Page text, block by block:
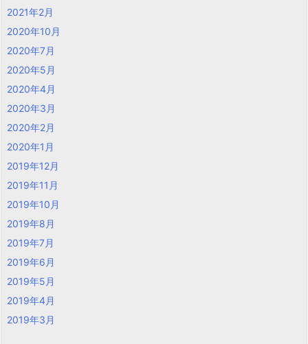
2021年2月
2020年10月
2020年7月
2020年5月
2020年4月
2020年3月
2020年2月
2020年1月
2019年12月
2019年11月
2019年10月
2019年8月
2019年7月
2019年6月
2019年5月
2019年4月
2019年3月